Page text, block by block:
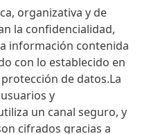
organizativa y de
la confidencialidad,
información contenida
con lo establecido en
de datos.La
y
un canal seguro, y
cifrados gracias a